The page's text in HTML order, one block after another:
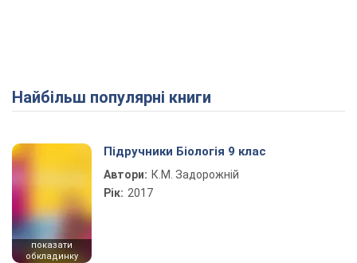
Найбільш популярні книги
показати
обкладинку
Підручники Біологія 9 клас
Автори: К.М. Задорожній
Рік: 2017